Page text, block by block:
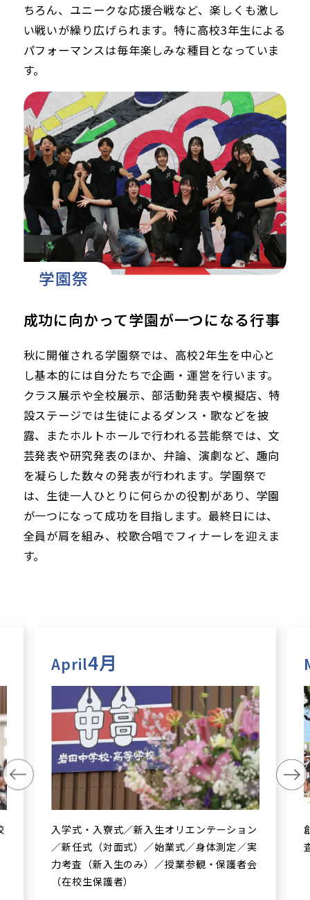
ちろん、ユニークな応援合戦など、楽しくも激し
い戦いが繰り広げられます。特に高校3年生による
パフォーマンスは毎年楽しみな種目となっていま
す。
学園祭
成功に向かって学園が一つになる行事
秋に開催される学園祭では、高校2年生を中心と
し基本的には自分たちで企画・運営を行います。
クラス展示や全校展示、部活動発表や模擬店、特
設ステージでは生徒によるダンス・歌などを披
露、またホルトホールで行われる芸能祭では、文
芸発表や研究発表のほか、弁論、演劇など、趣向
を凝らした数々の発表が行われます。学園祭で
は、生徒一人ひとりに何らかの役割があり、学園
が一つになって成功を目指します。最終日には、
全員が肩を組み、校歌合唱でフィナーレを迎えま
す。
April4月
入学式・入寮式／新入生オリエンテーション
／新任式（対面式）／始業式／身体測定／実
力考査（新入生のみ）／授業参観・保護者会
（在校生保護者）